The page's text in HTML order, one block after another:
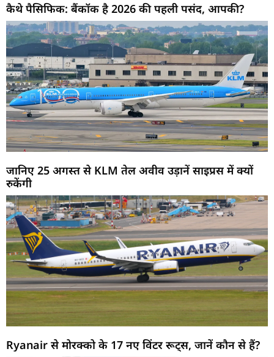
कैथे पैसिफिक: बैंकॉक है 2026 की पहली पसंद, आपकी?
जानिए 25 अगस्त से KLM तेल अवीव उड़ानें साइप्रस में क्यों
रुकेंगी
Ryanair से मोरक्को के 17 नए विंटर रूट्स, जानें कौन से हैं?